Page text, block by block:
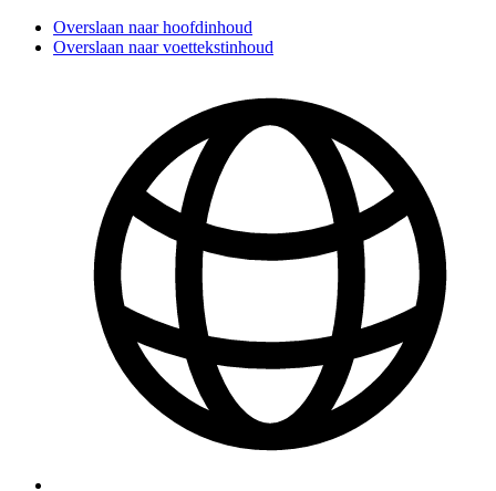
Overslaan naar hoofdinhoud
Overslaan naar voettekstinhoud